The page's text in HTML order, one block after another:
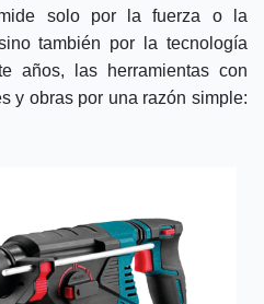
/ LA
DE RONIX YA
solo por la fuerza o la
también por la tecnología
años, las herramientas con
y obras por una razón simple: